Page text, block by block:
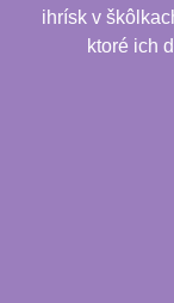
ihrísk v
ktoré ich